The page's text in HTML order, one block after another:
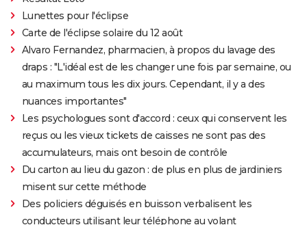
Lunettes pour l'éclipse
Carte de l'éclipse solaire du 12 août
Alvaro Fernandez, pharmacien, à propos du lavage des
draps : "L'idéal est de les changer une fois par semaine, ou
au maximum tous les dix jours. Cependant, il y a des
nuances importantes"
Les psychologues sont d'accord : ceux qui conservent les
reçus ou les vieux tickets de caisses ne sont pas des
accumulateurs, mais ont besoin de contrôle
Du carton au lieu du gazon : de plus en plus de jardiniers
misent sur cette méthode
Des policiers déguisés en buisson verbalisent les
conducteurs utilisant leur téléphone au volant